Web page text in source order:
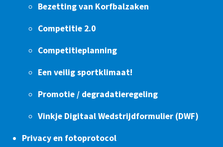
Bezetting van Korfbalzaken
Competitie 2.0
Competitieplanning
Een veilig sportklimaat!
Promotie / degradatieregeling
Vinkje Digitaal Wedstrijdformulier (DWF)
Privacy en fotoprotocol